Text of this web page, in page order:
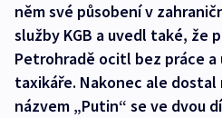
něm své působení v
služby KGB a uvedl také, že
Petrohradě ocitl bez práce a
taxikáře. Nakonec ale dostal
názvem „Putin“ se ve dvou